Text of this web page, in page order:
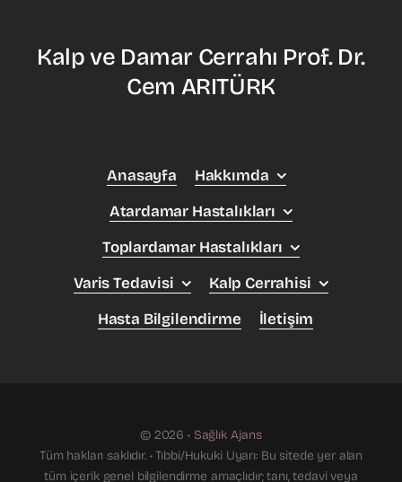
Kalp ve Damar Cerrahı Prof. Dr.
Cem ARITÜRK
Anasayfa
Hakkımda
Atardamar Hastalıkları
Toplardamar Hastalıkları
Varis Tedavisi
Kalp Cerrahisi
Hasta Bilgilendirme
İletişim
© 2026 • Sağlık Ajans
Tüm hakları saklıdır. • Tıbbi/Hukuki Uyarı: Bu sitede yer alan
tüm içerik genel bilgilendirme amaçlıdır; tanı, tedavi veya